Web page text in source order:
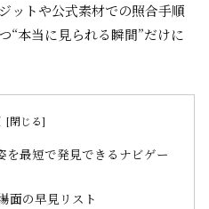
ットや公式素材での照合手順
“本当に見られる瞬間”だけに
を最短で発見できるナビゲー
面の早見リスト